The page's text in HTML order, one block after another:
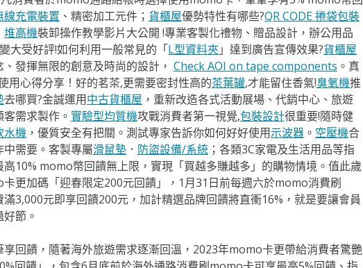
線充電裝置 、精密加工元件； 貨櫃屋優勢特性有哪些?QR CODE 捲袋包裝
堆高機裝卸操作教學影片大公開 !專業客製化禮物、贈品設計，辦公用品
大受好評!如何利用一般常見的「L型資料夾」達到廣告宣傳效果?貨櫃屋
發揮無限的創意及時尚的設計， Check AOI on tape components 。真
用心得分享！好的茗茶,更需要密封性高的茶葉罐,才能留住香氣!臭氧機推
去哪買?金誠運用中古貨櫃屋 ，重新改造各式活動展場、代銷中心、旅遊
需求製作。 實驗型均質機攻戰消費者第一視覺,包裝設計很重要!隨時健
水機，優質安全有把關。測試專家告訴你如何好好使用示波器。 空壓機合
需要。客製專屬滑鼠墊． 防盜設備/系統；各類3C家電及生活用品等指
高10% momo幣回饋無上限，實現「買越多賺越多」的購物情境。值此歲
更加碼「迎春限定200元回饋」，1月31日前每週六於momo消費刷
3,000元即享回饋200元，加計精選品牌回饋將直衝16%，就是要讓會員
節。
回饋，隨著海外旅遊需求逐漸回溫，2023年momo卡更帶給消費者驚艷